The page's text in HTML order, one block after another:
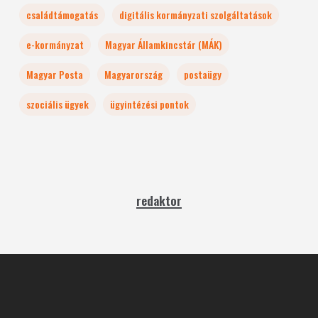
családtámogatás
digitális kormányzati szolgáltatások
e-kormányzat
Magyar Államkincstár (MÁK)
Magyar Posta
Magyarország
postaügy
szociális ügyek
ügyintézési pontok
redaktor